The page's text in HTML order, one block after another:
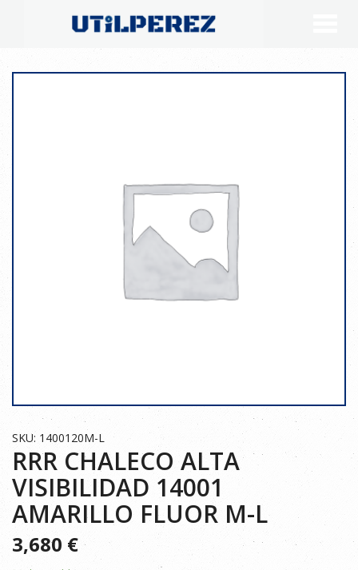
SKU: 1400120M-L
RRR CHALECO ALTA
VISIBILIDAD 14001
AMARILLO FLUOR M-L
3,680 €